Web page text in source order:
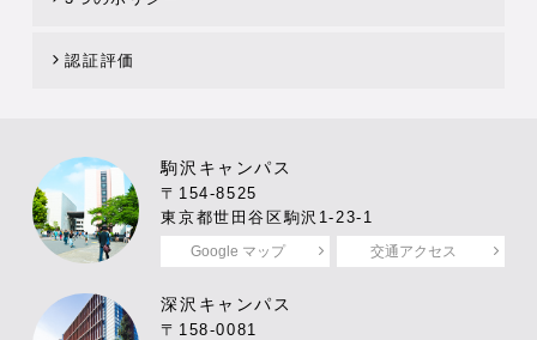
認証評価
駒沢キャンパス
〒154-8525
東京都世田谷区駒沢1-23-1
Google マップ 交通アクセス
深沢キャンパス
〒158-0081